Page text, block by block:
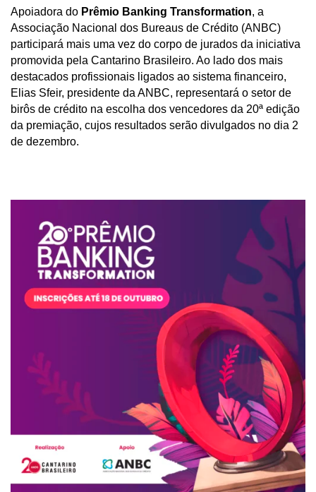
Apoiadora do Prêmio Banking Transformation, a
Associação Nacional dos Bureaus de Crédito (ANBC)
participará mais uma vez do corpo de jurados da iniciativa
promovida pela Cantarino Brasileiro. Ao lado dos mais
destacados profissionais ligados ao sistema financeiro,
Elias Sfeir, presidente da ANBC, representará o setor de
birôs de crédito na escolha dos vencedores da 20ª edição
da premiação, cujos resultados serão divulgados no dia 2
de dezembro.